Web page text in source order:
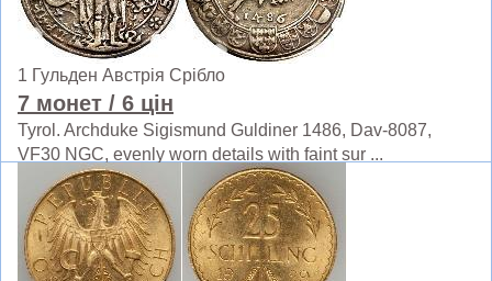
1 Гульден Австрія Срібло
7 монет / 6 цін
Tyrol. Archduke Sigismund Guldiner 1486, Dav-8087,
VF30 NGC, evenly worn details with faint sur ...